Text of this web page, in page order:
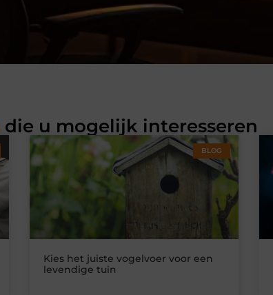
die u mogelijk interesseren
BLOG
Kies het juiste vogelvoer voor een
levendige tuin